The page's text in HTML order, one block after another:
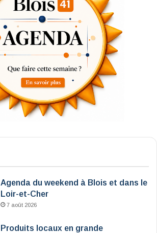
Agenda du weekend à Blois et dans le
Loir-et-Cher
7 août 2026
Produits locaux en grande